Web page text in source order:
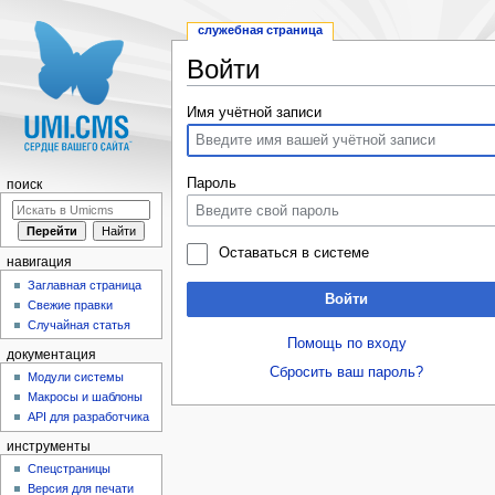
Войти
Имя учётной записи
Пароль
Оставаться в системе
Войти
Помощь по входу
Сбросить ваш пароль?
служебная страница
поиск
навигация
Заглавная страница
Свежие правки
Случайная статья
документация
Модули системы
Макросы и шаблоны
API для разработчика
инструменты
Спецстраницы
Версия для печати